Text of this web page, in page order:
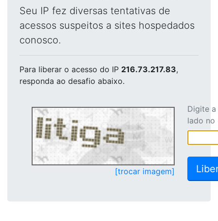
Seu IP fez diversas tentativas de
acessos suspeitos a sites hospedados
conosco.
Para liberar o acesso do IP 216.73.217.83,
responda ao desafio abaixo.
[trocar imagem]
Digite
lado no